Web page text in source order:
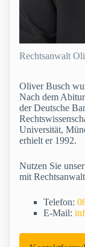
Rechtsanwalt
Oliver Busch
Nach dem
der Deutsche
Universität,
erhielt er 1992.
Nutzen Sie
mit
Telefon:
E-Mail: